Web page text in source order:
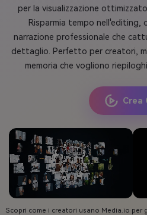
per la visualizzazione
Risparmia tempo nell'editing,
narrazione professionale che
dettaglio. Perfetto per creatori,
memoria che vogliono
Crea
Scopri come i creatori usano Media.io per